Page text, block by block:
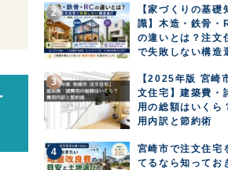
【家づくりの基礎
識】木造・鉄骨・
の違いとは？注文
で失敗しない構造
【2025年版 宮崎
文住宅】建築費・
用の総額はいくら
用内訳と節約術
宮崎市で注文住宅
てるなら知ってお